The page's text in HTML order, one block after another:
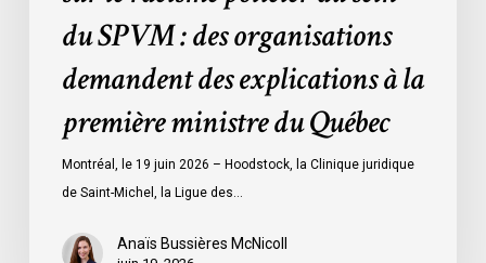
explications
première
ministre
Québec
du SPVM : des organisations
demandent des explications à la
première ministre du Québec
Montréal, le 19 juin 2026 – Hoodstock, la Clinique juridique
de Saint-Michel, la Ligue des…
Anaïs Bussières McNicoll